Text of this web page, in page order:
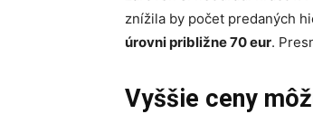
znížila by počet predaných
úrovni približne 70 eur.
Vyššie ceny